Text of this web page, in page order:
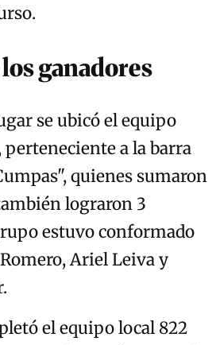
ganadores
se ubicó el equipo
perteneciente a la barra
quienes sumaron
lograron 3
estuvo conformado
Ariel Leiva y
el equipo local 822